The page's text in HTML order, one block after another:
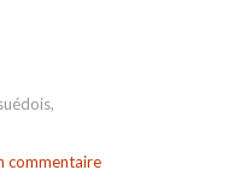
,
commentaire